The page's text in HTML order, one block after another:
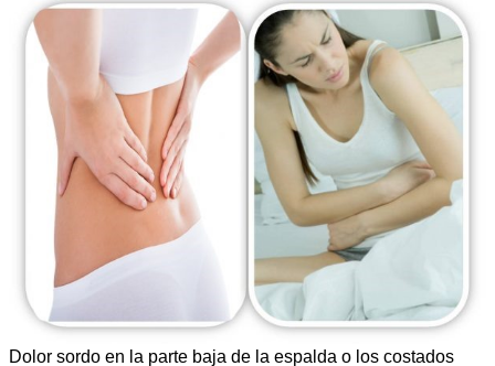
Dolor sordo en la parte baja de la espalda o los costados